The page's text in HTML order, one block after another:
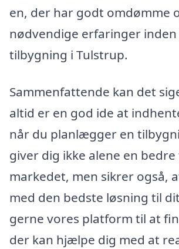
en, der har godt omdømme
nødvendige erfaringer
tilbygning i Tulstrup.
Sammenfattende kan det
altid er en god ide at
når du planlægger en
giver dig ikke alene en
markedet, men sikrer også,
med den bedste løsning til
gerne vores platform til at
der kan hjælpe dig med at